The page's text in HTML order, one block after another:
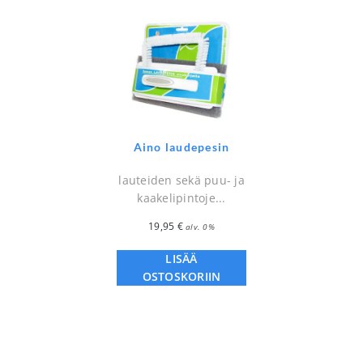
Aino laudepesin
lauteiden sekä puu- ja
kaakelipintoje...
19,95 € alv. 0%
LISÄÄ
OSTOSKORIIN